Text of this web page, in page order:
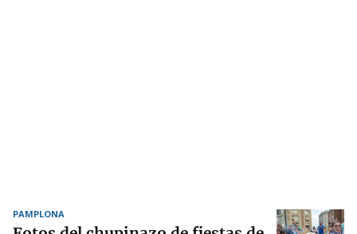
PAMPLONA